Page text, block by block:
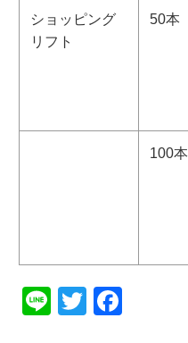
ショッピング
リフト
50本
100本
LineTwitter